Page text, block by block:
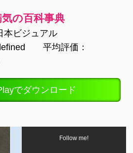
の百科事典
本ビジュアル
平均評価：
でダウンロード
Follow me!